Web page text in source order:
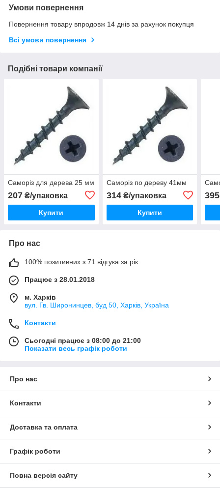
Умови повернення
Повернення товару впродовж 14 днів за рахунок покупця
Всі умови повернення
Подібні товари компанії
Саморіз для дерева 25 мм
207 ₴/упаковка
Купити
Саморіз по дереву 41мм
314₴/упаковка
Купити
395
Про нас
100% позитивних з 71 відгука за рік
Працює з 28.01.2018
м. Харків
вул. Гв. Широнинцев, буд 50, Харків, Україна
Контакти
Сьогодні працює з 08:00 до 21:00
Показати весь графік роботи
Про нас
Контакти
Доставка та оплата
Графік роботи
Повна версія сайту